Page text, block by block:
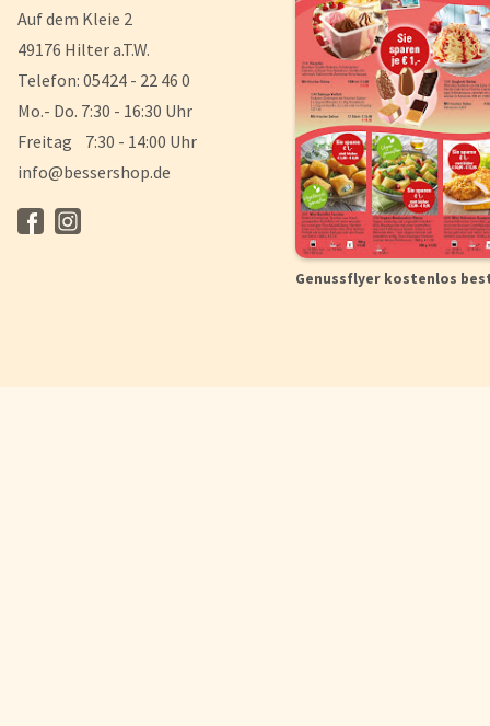
Auf dem Kleie 2
49176 Hilter a.T.W.
Telefon: 05424 - 22 46 0
Mo.- Do. 7:30 - 16:30 Uhr
Freitag 7:30 - 14:00 Uhr
info@bessershop.de
Genussflyer kostenlos